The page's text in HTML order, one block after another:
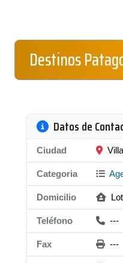
Destinos
Datos de
Ciudad
Categoria
Domicilio
Teléfono ---
Fax ---